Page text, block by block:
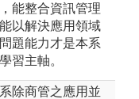
能整合資訊管理
以解決應用領域
題能力才是本系
習主軸。
除商管之應用並